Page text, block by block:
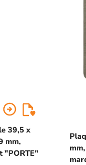
arrow_circle_right
39,5 x
mm,
"PORTE"